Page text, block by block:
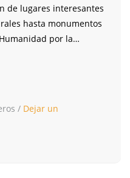
de lugares interesantes
hasta monumentos
por la…
/ Dejar un